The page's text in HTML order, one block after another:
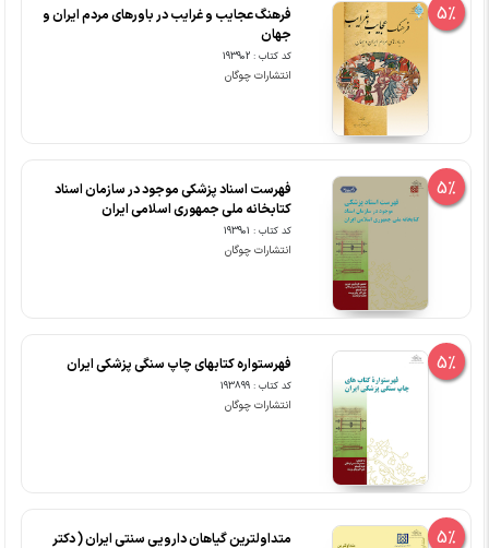
5%
فرهنگ عجایب و غرایب در باورهای مردم ایران و
جهان
کد کتاب : 193902
انتشارات چوگان
5%
فهرست اسناد پزشکی موجود در سازمان اسناد
کتابخانه ملی جمهوری اسلامی ایران
کد کتاب : 193901
انتشارات چوگان
5% فهرستواره کتابهای چاپ سنگی پزشکی ایران
کد کتاب : 193899
انتشارات چوگان
5%
متداولترین گیاهان دارویی سنتی ایران ( دکتر